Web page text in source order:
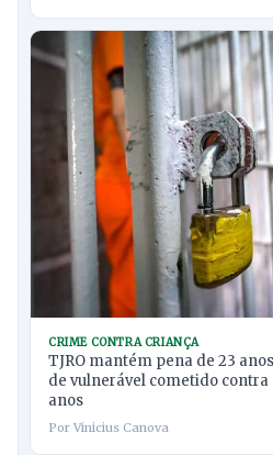
CRIME CONTRA CRIANÇA
TJRO mantém pena de 23
de vulnerável cometido contra
anos
Por Vinicius Canova